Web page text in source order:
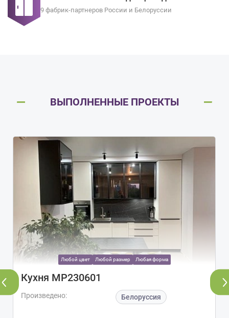
9 фабрик-партнеров России и Белоруссии
ВЫПОЛНЕННЫЕ ПРОЕКТЫ
Любой цвет Любой размер Любая форма
Кухня МР230601
Произведено: Белоруссия